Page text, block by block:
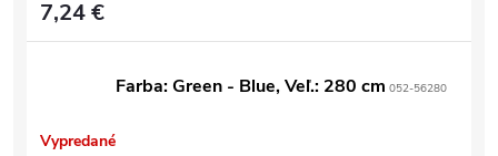
7,24 €
Farba: Green - Blue, Veľ.: 280 cm 052-56280
Vypredané